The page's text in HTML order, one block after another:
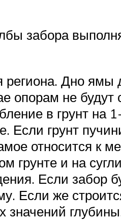
забора
региона. Дно
опорам не
в грунт на
Если грунт
относится к
грунте и на
Если забор
Если же
значений